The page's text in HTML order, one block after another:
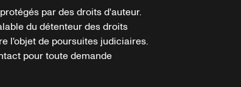
par des droits d'auteur.
du détenteur des droits
l'objet de poursuites judiciaires.
pour toute demande